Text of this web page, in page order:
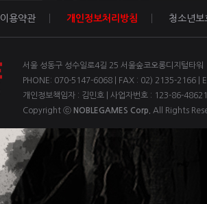
이용약관 개인정보처리방침 청소년보
서울 성동구 성수일로4길 25 서울숲코오롱디지털타
PHONE: 070-5147-6068 | FAX : 02) 2135-2166 |
개인정보책임자 : 김민호 | 사업자번호 : 123-86-
Copyright ⓒ NOBLEGAMES Corp. All Rights